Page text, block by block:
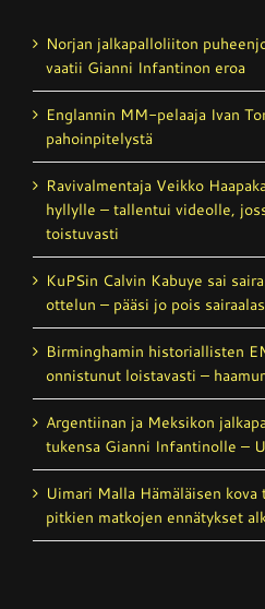
Norjan jalkapalloliiton
vaatii Gianni Infantinon eroa
Englannin MM-pelaaja Ivan
pahoinpitelystä
Ravivalmentaja Veikko
hyllylle – tallentui videolle,
toistuvasti
KuPSin Calvin Kabuye sai
ottelun – pääsi jo pois
Birminghamin historiallisten
onnistunut loistavasti –
Argentiinan ja Meksikon
tukensa Gianni Infantinolle –
Uimari Malla Hämäläisen
pitkien matkojen ennätykset